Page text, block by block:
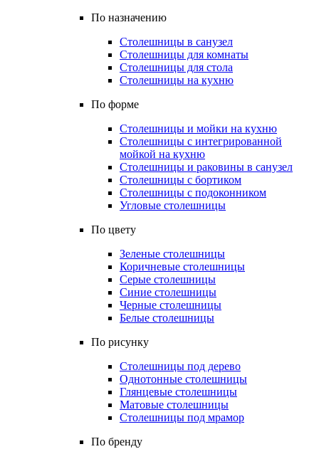
По назначению
Столешницы в санузел
Столешницы для комнаты
Столешницы для стола
Столешницы на кухню
По форме
Столешницы и мойки на кухню
Столешницы с интегрированной
мойкой на кухню
Столешницы и раковины в санузел
Столешницы с бортиком
Столешницы с подоконником
Угловые столешницы
По цвету
Зеленые столешницы
Коричневые столешницы
Серые столешницы
Синие столешницы
Черные столешницы
Белые столешницы
По рисунку
Столешницы под дерево
Однотонные столешницы
Глянцевые столешницы
Матовые столешницы
Столешницы под мрамор
По бренду